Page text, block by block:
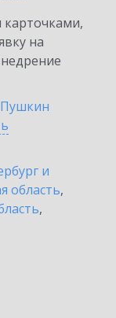
на
Пушкин
и
область,
,